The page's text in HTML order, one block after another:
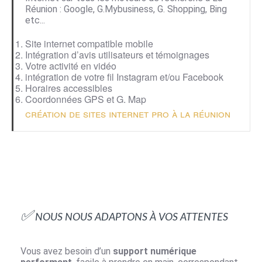
Réunion : Google, G.Mybusiness, G. Shopping, Bing
etc...
Site internet compatible mobile
Intégration d’avis utilisateurs et témoignages
Votre activité en vidéo
intégration de votre fil Instagram et/ou Facebook
Horaires accessibles
Coordonnées GPS et G. Map
Création de sites internet pro à la Réunion
✅ Nous nous adaptons à vos attentes
Vous avez besoin d’un support numérique